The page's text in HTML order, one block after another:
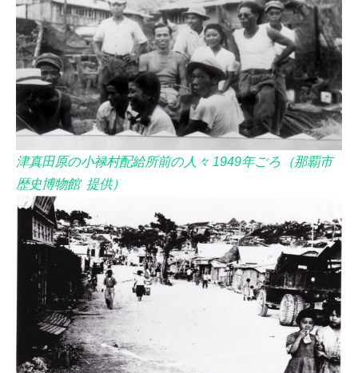
津真田原の小禄村配給所前の人々 1949年ごろ（那覇市
歴史博物館 提供）